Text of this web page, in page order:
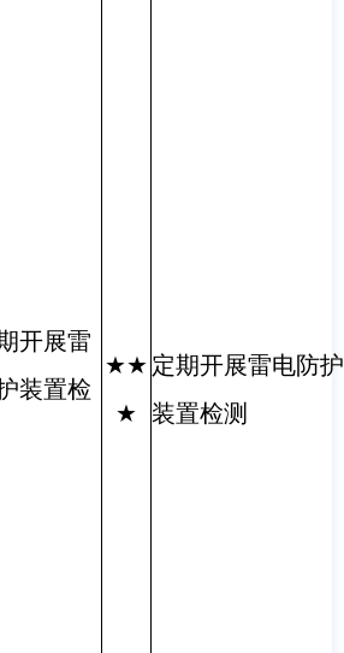
开展雷
装置检
★★
★
定期开展雷电防护
装置检测